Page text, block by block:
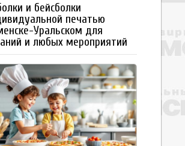
и бейсболки
печатью
Уральском для
и любых мероприятий